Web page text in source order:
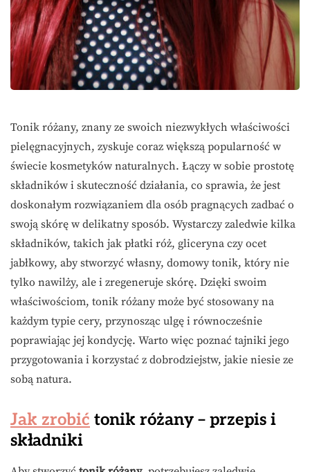
Tonik różany, znany ze swoich niezwykłych właściwości
pielęgnacyjnych, zyskuje coraz większą popularność w
świecie kosmetyków naturalnych. Łączy w sobie prostotę
składników i skuteczność działania, co sprawia, że jest
doskonałym rozwiązaniem dla osób pragnących zadbać o
swoją skórę w delikatny sposób. Wystarczy zaledwie kilka
składników, takich jak płatki róż, gliceryna czy ocet
jabłkowy, aby stworzyć własny, domowy tonik, który nie
tylko nawilży, ale i zregeneruje skórę. Dzięki swoim
właściwościom, tonik różany może być stosowany na
każdym typie cery, przynosząc ulgę i równocześnie
poprawiając jej kondycję. Warto więc poznać tajniki jego
przygotowania i korzystać z dobrodziejstw, jakie niesie ze
sobą natura.
Jak zrobić tonik różany – przepis i
składniki